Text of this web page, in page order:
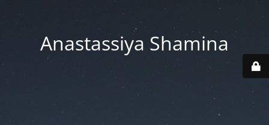
Anastassiya Shamina